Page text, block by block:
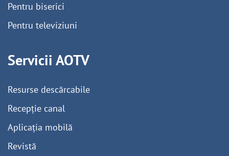
Pentru biserici
Pentru televiziuni
Servicii AOTV
Resurse descărcabile
Recepție canal
Aplicația mobilă
Revistă